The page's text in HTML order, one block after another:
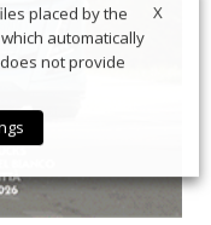
X
placed by the
automatically
not provide